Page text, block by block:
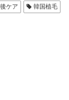
ケア 韓国植毛